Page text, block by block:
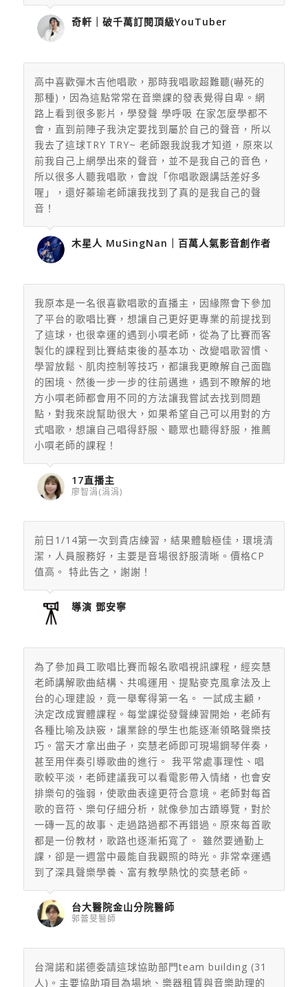
奇軒｜破千萬訂閱頂級YouTuber
高中喜歡彈木吉他唱歌，那時我唱歌超難聽(嚇死的
那種)， 因為這點常常在音樂課的發表覺得自卑。網
路上看到很多影片， 學發聲 學呼吸 在家怎麼學都不
會，直到前陣子我決定要找到屬於自己的聲音， 所以
我去了這球TRY TRY~ 老師跟我說我才知道， 原來以
前我自己上網學出來的聲音，並不是我自己的音色，
所以很多人聽我唱歌，會說「你唱歌跟講話差好多
喔」， 還好蓁瑜老師讓我找到了真的是我自己的聲
音！
木星人 MuSingNan｜百萬人氣影音創作者
我原本是一名很喜歡唱歌的直播主，因緣際會下參加
了平台的歌唱比賽，想讓自己更好更專業的前提找到
了這球，也很幸運的遇到小嘪老師，從為了比賽而客
製化的課程到比賽結束後的基本功、改變唱歌習慣、
學習放鬆、肌肉控制等技巧，都讓我更瞭解自己面臨
的困境、然後一步一步的往前邁進，遇到不瞭解的地
方小嘪老師都會用不同的方法讓我嘗試去找到問題
點，對我來說幫助很大，如果希望自己可以用對的方
式唱歌，想讓自己唱得舒服、聽眾也聽得舒服，推薦
小嘪老師的課程！
17直播主
廖智涓(涓涓)
前日1/14第一次到貴店練習，結果體驗極佳，環境清
潔，人員服務好，主要是音場很舒服清晰。價格CP
值高。 特此告之，謝謝！
導演 鄧安寧
為了參加員工歌唱比賽而報名歌唱視訊課程，經奕慧
老師講解歌曲結構、共鳴運用、提點麥克風拿法及上
台的心理建設，竟一舉奪得第一名。 一試成主顧，
決定改成實體課程。每堂課從發聲練習開始，老師有
各種比喻及訣竅，讓業餘的學生也能逐漸領略聲樂技
巧。當天才拿出曲子，奕慧老師即可現場鋼琴伴奏，
甚至用伴奏引導歌曲的進行。 我平常處事理性、唱
歌較平淡，老師建議我可以看電影帶入情緒，也會安
排樂句的強弱，使歌曲表達更符合意境。老師對每首
歌的音符、樂句仔細分析，就像參加古蹟導覽，對於
一磚一瓦的故事、走過路過都不再錯過。原來每首歌
都是一份教材，歌路也逐漸拓寬了。 雖然要通勤上
課，卻是一週當中最能自我觀照的時光。非常幸運遇
到了深具聲樂學養、富有教學熱忱的奕慧老師。
台大醫院金山分院醫師
郭蕾旻醫師
台灣諾和諾德委請這球協助部門team building (31
人)。主要協助項目為場地、樂器租賃與音樂助理的